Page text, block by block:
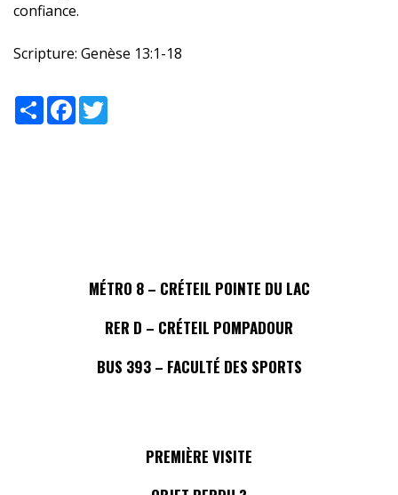
confiance.
Scripture: Genèse 13:1-18
ShareFacebook
MÉTRO 8 – CRÉTEIL POINTE DU LAC
RER D – CRÉTEIL POMPADOUR
BUS 393 – FACULTÉ DES SPORTS
PREMIÈRE VISITE